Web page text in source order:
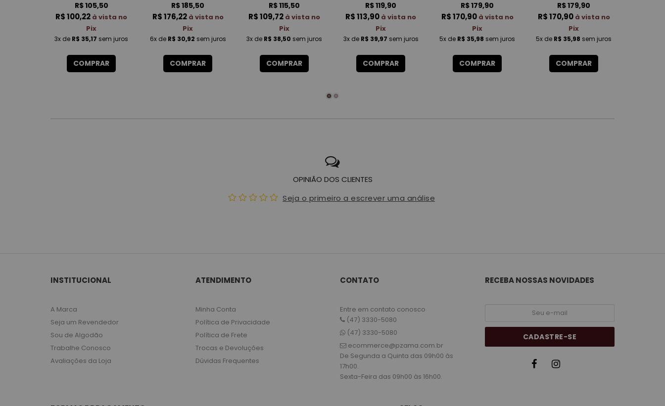
R$ 105,50
R$ 100,22 à vista no
Pix
3x de R$ 35,17 sem juros
COMPRAR
R$ 185,50
R$ 176,22 à vista no
Pix
6xde R$ 30,92 sem juros
COMPRAR
R$ 115,50
R$ 109,72 à vista no
Pix
3x de R$ 38,50 sem juros
COMPRAR
R$ 119,90
R$ 113,90 à vista no
Pix
3xde R$ 39,97 sem juros
COMPRAR
R$ 179,90
R$ 170,90 à vista no
Pix
5x de R$ 35,98 sem juros
COMPRAR
R$ 179,90
R$ 170,90 à vista no
Pix
5x de R$ 35,98 sem juros
COMPRAR
OPINIÃO DOS CLIENTES
Seja o primeiro a escrever uma análise
INSTITUCIONAL
A Marca
Seja um Revendedor
Sou de Algodão
Trabalhe Conosco
Avaliações da Loja
ATENDIMENTO
Minha Conta
Política de Privacidade
Política de Frete
Trocas e Devoluções
Dúvidas Frequentes
CONTATO
Entre em contato conosco
(47) 3330-5080
(47) 3330-5080
ecommerce@pzama.com.br
De Segunda a Quinta das 09h00 às
17h00.
Sexta-Feira das 09h00 às 16h00.
RECEBA NOSSAS NOVIDADES
CADASTRE-SE